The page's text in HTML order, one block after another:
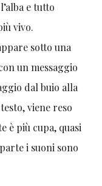
e tutto
vivo.
sotto una
un messaggio
dal buio alla
viene reso
è più cupa, quasi
i suoni sono